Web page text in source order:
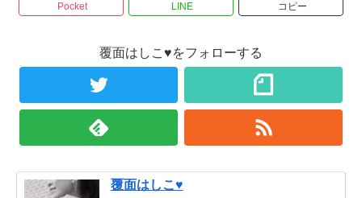
Pocket LINE コピー
覆面はしこ♥をフォローする
覆面はしこ♥